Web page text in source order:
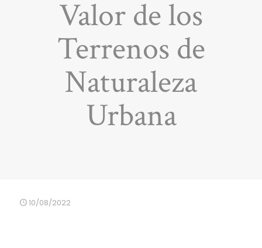
Valor de los
Terrenos de
Naturaleza
Urbana
10/08/2022